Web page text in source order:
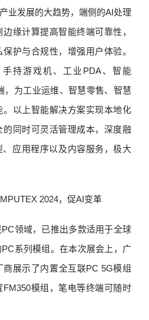
业发展的大趋势，端侧的AI处理
缘计算提高智能终端可靠性，
护与合规性，增强用户体验。
持游戏机、工业PDA、智能
，为工业运维、智慧零售、智慧
以上智能解决方案实现本地化
同时可灵活管理成本，深度融
应用程序以及内容服务，极大
领域，已推出多款适用于全球
系列模组。在本次展会上，广
展示了内置全互联PC 5G模组
模组，笔电等终端可随时